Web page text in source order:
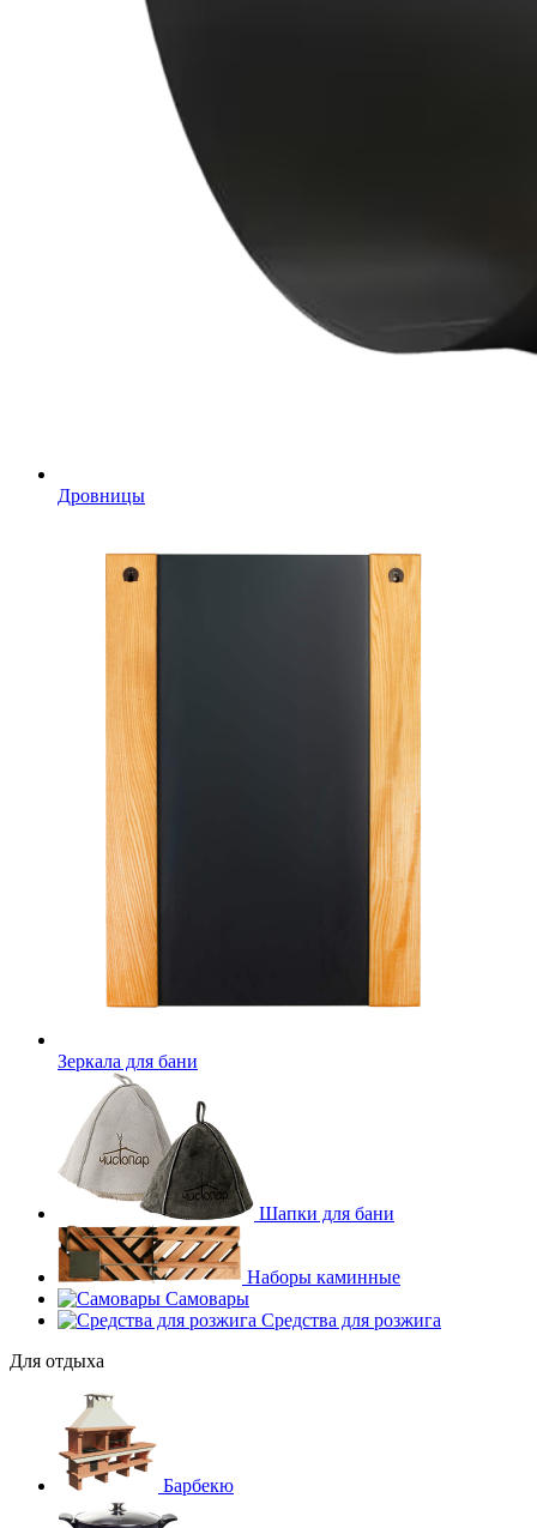
Дровницы
Зеркала для бани
Шапки для бани
Наборы каминные
Самовары
Средства для розжига
Для отдыха
Барбекю